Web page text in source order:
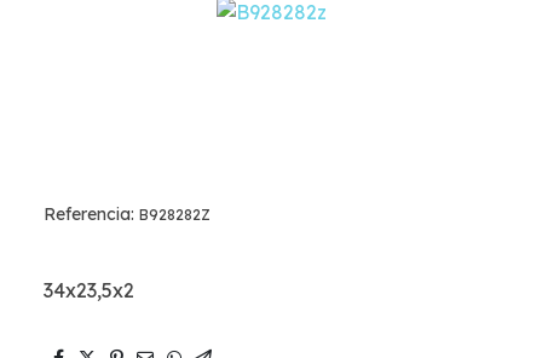
Referencia: B928282Z
34x23,5x2